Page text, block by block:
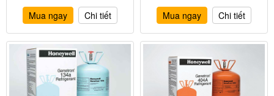
Mua ngay
Chi tiết
Mua ngay
Chi tiết